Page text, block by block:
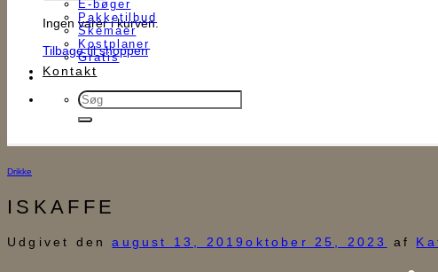
Ingen varer i kurven.
Tilbage til shoppen
E-bøger
Pakketilbud
Skemaer
Kostplaner
Gratis
Kontakt
Søg
efter:
Drikke
ISKAFFE
Udgivet denaugust 13, 2019oktober 25, 2023 af